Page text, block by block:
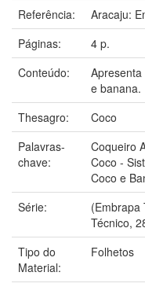
Referência:
Aracaju:
Páginas:
4 p.
Conteúdo:
e banana.
Thesagro:
Coco
Palavras-
chave:
Coqueiro
Coco -
Coco e
Série:
(Embrapa
Técnico,
Tipo do
Material:
Folhetos